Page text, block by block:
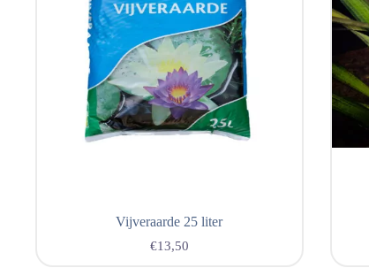
Vijveraarde 25 liter
€13,50